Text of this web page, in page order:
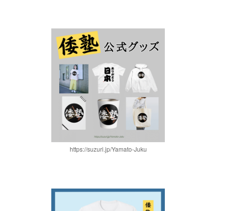
https://suzuri.jp/Yamato-Juku